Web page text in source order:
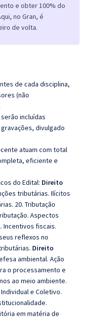
e obter 100% do
no Gran, é
de volta.
de cada disciplina,
(não
incluídas
divulgado
atuam com total
eficiente e
do Edital: Direito
tributárias. Ilícitos
20. Tributação
Aspectos
Incentivos fiscais.
reflexos no
Direito
ambiental. Ação
o processamento e
ao meio ambiente.
e Coletivo.
em matéria de